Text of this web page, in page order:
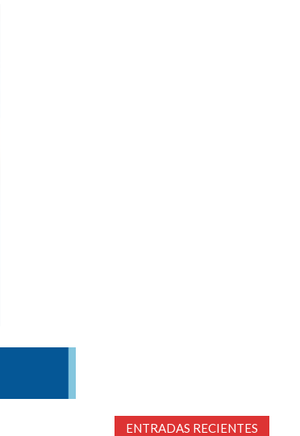
ENTRADAS RECIENTES